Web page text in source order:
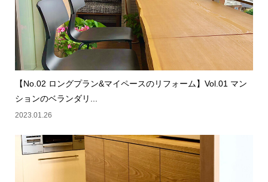
【No.02 ロングプラン&マイペースのリフォーム】Vol.01 マン
ションのベランダリ...
2023.01.26